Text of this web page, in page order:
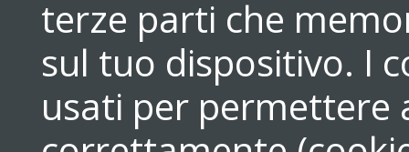
terze parti che
sul tuo dispositivo. I
usati per permettere